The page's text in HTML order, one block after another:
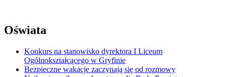
Oświata
Konkurs na stanowisko dyrektora I Liceum
Ogólnokształcącego w Gryfinie
Bezpieczne wakacje zaczynają się od rozmowy